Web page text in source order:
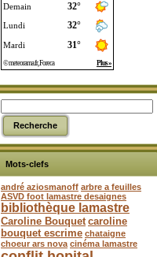
Mots-clefs
andré aziosmanoff arbre a feuilles
ASVD foot lamastre desaignes
bibliothèque lamastre
Caroline Bouquet caroline
bouquet escrime chataigne
choeur ars nova cinéma lamastre